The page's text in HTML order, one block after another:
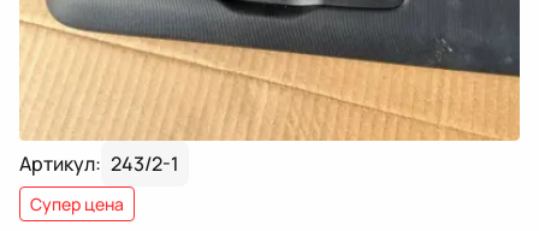
Артикул: 243/2-1
Супер цена